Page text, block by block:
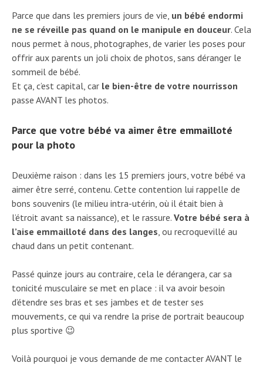
Parce que dans les premiers jours de vie, un bébé endormi
ne se réveille pas quand on le manipule en douceur. Cela
nous permet à nous, photographes, de varier les poses pour
offrir aux parents un joli choix de photos, sans déranger le
sommeil de bébé.
Et ça, c’est capital, car le bien-être de votre nourrisson
passe AVANT les photos.
Parce que votre bébé va aimer être emmailloté
pour la photo
Deuxième raison : dans les 15 premiers jours, votre bébé va
aimer être serré, contenu. Cette contention lui rappelle de
bons souvenirs (le milieu intra-utérin, où il était bien à
l’étroit avant sa naissance), et le rassure. Votre bébé sera à
l’aise emmailloté dans des langes, ou recroquevillé au
chaud dans un petit contenant.
Passé quinze jours au contraire, cela le dérangera, car sa
tonicité musculaire se met en place : il va avoir besoin
d’étendre ses bras et ses jambes et de tester ses
mouvements, ce qui va rendre la prise de portrait beaucoup
plus sportive 😉
Voilà pourquoi je vous demande de me contacter AVANT le